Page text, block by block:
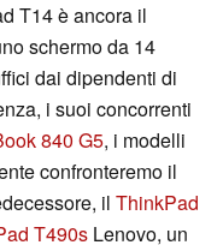
T14 è ancora il
schermo da 14
dai dipendenti di
i suoi concorrenti
840 G5, i modelli
confronteremo il
il ThinkPad
T490s Lenovo, un